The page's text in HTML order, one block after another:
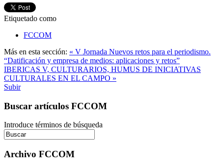
Etiquetado como
FCCOM
Más en esta sección: « V Jornada Nuevos retos para el periodismo.
“Datificación y empresa de medios: aplicaciones y retos”
IBERICAS V, CULTURARIOS, HUMUS DE INICIATIVAS
CULTURALES EN EL CAMPO »
Subir
Buscar artículos FCCOM
Introduce términos de búsqueda
Archivo FCCOM